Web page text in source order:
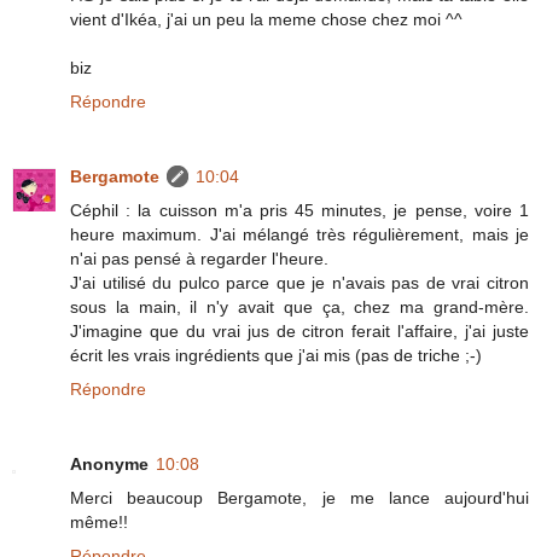
vient d'Ikéa, j'ai un peu la meme chose chez moi ^^
biz
Répondre
Bergamote
10:04
Céphil : la cuisson m'a pris 45 minutes, je pense, voire 1
heure maximum. J'ai mélangé très régulièrement, mais je
n'ai pas pensé à regarder l'heure.
J'ai utilisé du pulco parce que je n'avais pas de vrai citron
sous la main, il n'y avait que ça, chez ma grand-mère.
J'imagine que du vrai jus de citron ferait l'affaire, j'ai juste
écrit les vrais ingrédients que j'ai mis (pas de triche ;-)
Répondre
Anonyme 10:08
Merci beaucoup Bergamote, je me lance aujourd'hui
même!!